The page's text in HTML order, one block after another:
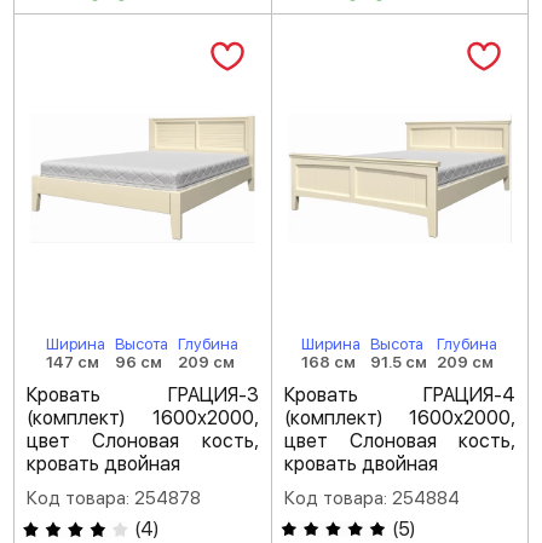
Ширина
147 см
Высота
96 см
Глубина
209 см
Кровать ГРАЦИЯ-3
(комплект) 1600х2000,
цвет Слоновая кость,
кровать двойная
Код товара: 254878
(4)
Ширина
168 см
Высота
91.5 см
Глубина
209 см
Кровать ГРАЦИЯ-4
(комплект) 1600х2000,
цвет Слоновая кость,
кровать двойная
Код товара: 254884
(5)